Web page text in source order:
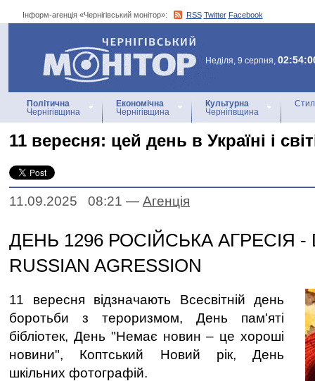
Інформ-агенція «Чернігівський монітор»: RSS Twitter Facebook
Інформ-агенція
«Чернігівський монітор»
Неділя, 9 серпня,
Політична
Чернігівщина
Економічна
Чернігівщина
Культурна
Чернігівщина
11 вересня: цей день в Україні і
11.09.2025 08:21 — Агенцiя
ДЕНЬ 1296 РОСІЙСЬКА АГРЕСІЯ -
RUSSIAN AGRESSION
11 вересня відзначають Всесвітній день
боротьби з тероризмом, День пам'яті
бібліотек, День "Немає новин – це хороші
новини", Коптський Новий рік, День
шкільних фотографій.